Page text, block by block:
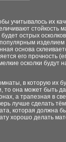
учитывалось их
стойкость
острых
изделием
основа
его прочность
осколки будут
в которую их
то она может быть
а трапезная в
лучше сделать
которая должна
хорошо делать